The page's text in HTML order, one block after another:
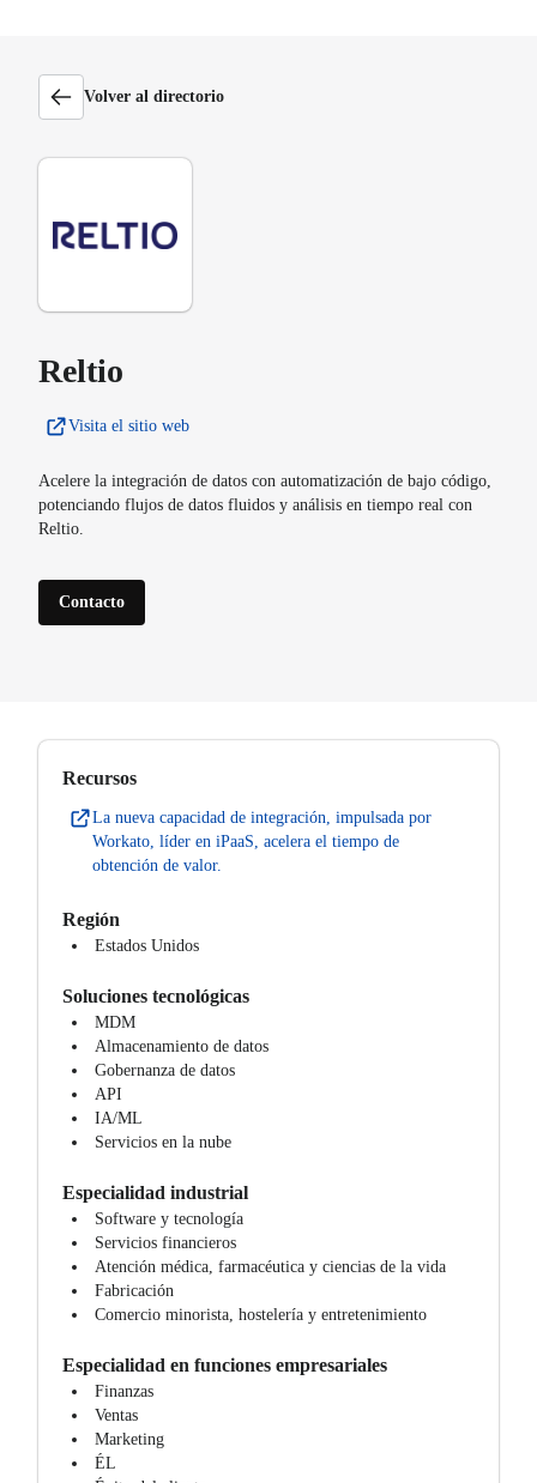
Volver al directorio
Reltio
Visita el sitio web
Acelere la integración de datos con automatización de bajo código,
potenciando flujos de datos fluidos y análisis en tiempo real con
Reltio.
Contacto
Recursos
La nueva capacidad de integración, impulsada por
Workato, líder en iPaaS, acelera el tiempo de
obtención de valor.
Región
Estados Unidos
Soluciones tecnológicas
MDM
Almacenamiento de datos
Gobernanza de datos
API
IA/ML
Servicios en la nube
Especialidad industrial
Software y tecnología
Servicios financieros
Atención médica, farmacéutica y ciencias de la vida
Fabricación
Comercio minorista, hostelería y entretenimiento
Especialidad en funciones empresariales
Finanzas
Ventas
Marketing
ÉL